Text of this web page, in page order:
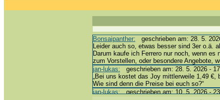
Bonsaipanther: geschrieben am: 28. 5.
Leider auch so, etwas besser sind 3er o.ä.
Darum kaufe ich Ferrero nur noch, wenn es
zum Vorstellen, oder besondere Angebote,
jan-lukas: geschrieben am: 28. 5. 2026 -
„Bei uns kostet das Joy mittlerweile 1,49 €,
Wie sind denn die Preise bei euch so?“
jan-lukas:geschrieben am: 10. 5. 2026 -